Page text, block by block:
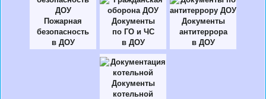
Пожарная
безопасность
в ДОУ
Документы
по ГО и ЧС
в ДОУ
Документы
антитеррора
в ДОУ
Документы
котельной